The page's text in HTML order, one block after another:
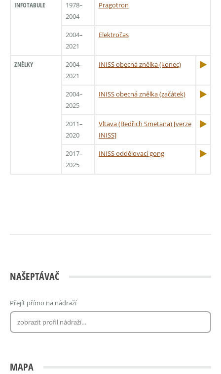
INFOTABULE
1978–
2004
Pragotron
2004–
2021
Elektročas
ZNĚLKY
2004–
2021
INISS obecná znělka (konec)
2004–
2025
INISS obecná znělka (začátek)
2011–
2020
Vltava (Bedřich Smetana) [verze
INISS]
2017–
2025
INISS oddělovací gong
NAŠEPTÁVAČ
Přejít přímo na nádraží
MAPA